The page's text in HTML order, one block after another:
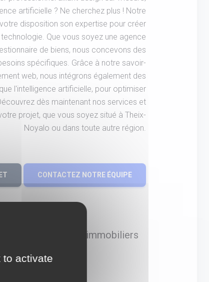
artificielle ? Ne cherchez plus ! Notre
disposition son expertise pour créer
Que vous soyez une agence
de biens, nous concevons des
spécifiques. Grâce à notre savoir-
web, nous intégrons également des
l'intelligence artificielle, pour optimiser
dès maintenant nos services et
projet, que vous soyez situé à Theix-
Noyalo ou dans toute autre région.
CONTACTEZ NOTRE ÉQUIPE
experte en sites immobiliers
to activate